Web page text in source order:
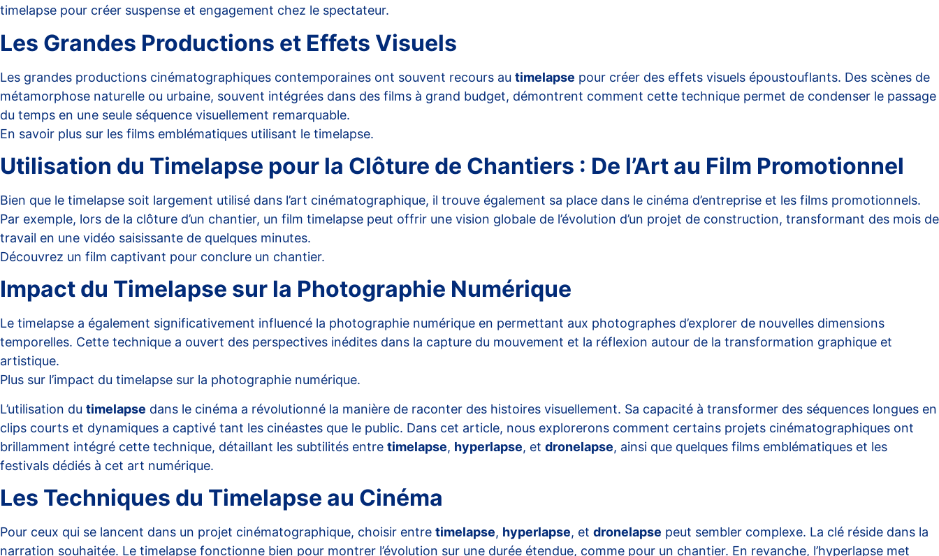
timelapse pour créer suspense et engagement chez le spectateur.
Les Grandes Productions et Effets Visuels
Les grandes productions cinématographiques contemporaines ont souvent recours au timelapse pour créer des effets visuels époustouflants. Des scènes de
métamorphose naturelle ou urbaine, souvent intégrées dans des films à grand budget, démontrent comment cette technique permet de condenser le passage
du temps en une seule séquence visuellement remarquable.
En savoir plus sur les films emblématiques utilisant le timelapse.
Utilisation du Timelapse pour la Clôture de Chantiers : De l’Art au Film Promotionnel
Bien que le timelapse soit largement utilisé dans l’art cinématographique, il trouve également sa place dans le cinéma d’entreprise et les films promotionnels.
Par exemple, lors de la clôture d’un chantier, un film timelapse peut offrir une vision globale de l’évolution d’un projet de construction, transformant des mois de
travail en une vidéo saisissante de quelques minutes.
Découvrez un film captivant pour conclure un chantier.
Impact du Timelapse sur la Photographie Numérique
Le timelapse a également significativement influencé la photographie numérique en permettant aux photographes d’explorer de nouvelles dimensions
temporelles. Cette technique a ouvert des perspectives inédites dans la capture du mouvement et la réflexion autour de la transformation graphique et
artistique.
Plus sur l’impact du timelapse sur la photographie numérique.
L’utilisation du timelapse dans le cinéma a révolutionné la manière de raconter des histoires visuellement. Sa capacité à transformer des séquences longues en
clips courts et dynamiques a captivé tant les cinéastes que le public. Dans cet article, nous explorerons comment certains projets cinématographiques ont
brillamment intégré cette technique, détaillant les subtilités entre timelapse, hyperlapse, et dronelapse, ainsi que quelques films emblématiques et les
festivals dédiés à cet art numérique.
Les Techniques du Timelapse au Cinéma
Pour ceux qui se lancent dans un projet cinématographique, choisir entre timelapse, hyperlapse, et dronelapse peut sembler complexe. La clé réside dans la
narration souhaitée. Le timelapse fonctionne bien pour montrer l’évolution sur une durée étendue, comme pour un chantier. En revanche, l’hyperlapse met